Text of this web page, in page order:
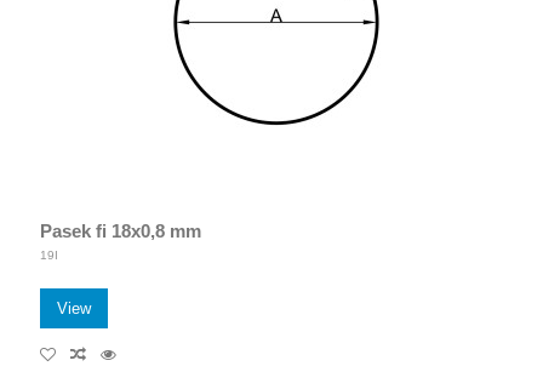
Pasek fi 18x0,8 mm
19I
View